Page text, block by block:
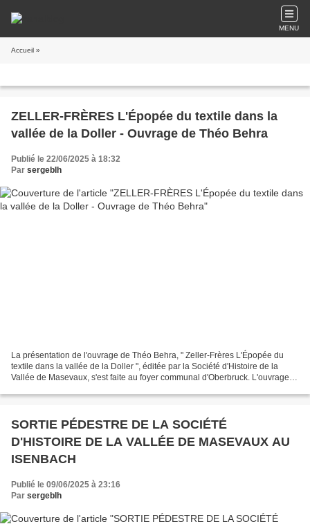
MENU
Accueil »
ZELLER-FRÈRES L'Épopée du textile dans la
vallée de la Doller - Ouvrage de Théo Behra
Publié le 22/06/2025 à 18:32
Par sergeblh
La présentation de l'ouvrage de Théo Behra, " Zeller-Frères L'Épopée du
textile dans la vallée de la Doller ", éditée par la Société d'Histoire de la
Vallée de Masevaux, s'est faite au foyer communal d'Oberbruck. L'ouvrage
SORTIE PÉDESTRE DE LA SOCIÉTÉ
D'HISTOIRE DE LA VALLÉE DE MASEVAUX AU
ISENBACH
Publié le 09/06/2025 à 23:16
Par sergeblh